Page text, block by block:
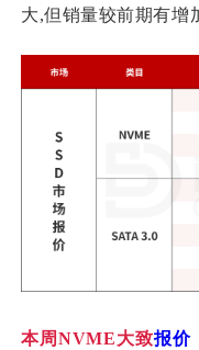
大,但销量较前期有增
本周NVME大致报价